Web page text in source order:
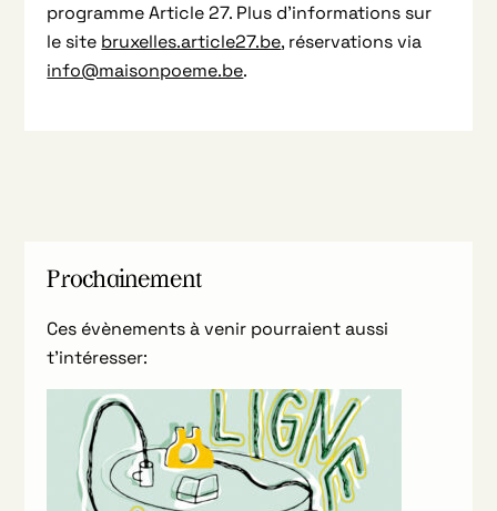
programme Article 27. Plus d’informations sur
le site bruxelles.article27.be, réservations via
info@maisonpoeme.be.
Prochainement
Ces évènements à venir pourraient aussi
t’intéresser: